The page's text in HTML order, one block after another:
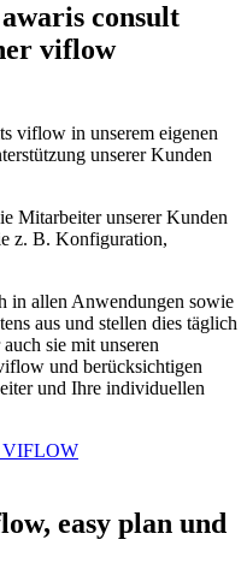
consult
viflow
viflow in unserem eigenen
unserer Kunden
Mitarbeiter unserer Kunden
z. B. Konfiguration,
in allen Anwendungen sowie
aus und stellen dies täglich
sie mit unseren
und berücksichtigen
und Ihre individuellen
VIFLOW
easy plan und